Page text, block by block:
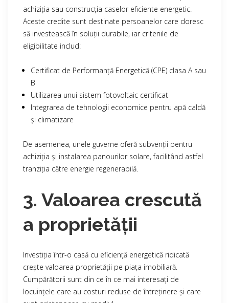
achiziția sau construcția caselor eficiente energetic.
Aceste credite sunt destinate persoanelor care doresc
să investească în soluții durabile, iar criteriile de
eligibilitate includ:
Certificat de Performanță Energetică (CPE) clasa A sau
B
Utilizarea unui sistem fotovoltaic certificat
Integrarea de tehnologii economice pentru apă caldă
și climatizare
De asemenea, unele guverne oferă subvenții pentru
achiziția și instalarea panourilor solare, facilitând astfel
tranziția către energie regenerabilă.
3. Valoarea crescută
a proprietății
Investiția într-o casă cu eficiență energetică ridicată
crește valoarea proprietății pe piața imobiliară.
Cumpărătorii sunt din ce în ce mai interesați de
locuințele care au costuri reduse de întreținere și care